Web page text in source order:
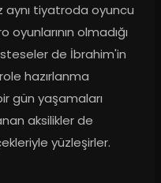
aynı tiyatroda oyuncu
olmadığı
de İbrahim'in
hazırlanma
gün yaşamaları
aksilikler de
yüzleşirler.